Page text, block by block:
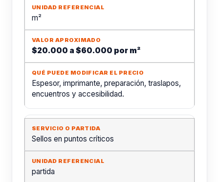
m²
$20.000 a $60.000 por m²
Espesor, imprimante, preparación, traslapos,
encuentros y accesibilidad.
Sellos en puntos críticos
partida